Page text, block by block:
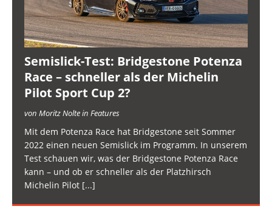
Semislick-Test: Bridgestone Potenza
Race – schneller als der Michelin
Pilot Sport Cup 2?
von Moritz Nolte in Features
Mit dem Potenza Race hat Bridgestone seit Sommer
2022 einen neuen Semislick im Programm. In unserem
Test schauen wir, was der Bridgestone Potenza Race
kann – und ob er schneller als der Platzhirsch
Michelin Pilot [...]